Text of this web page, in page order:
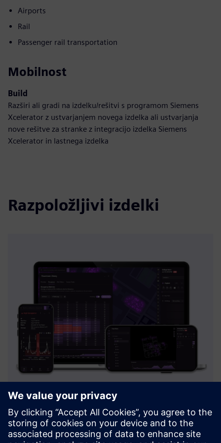
Airports
Rail
Passenger rail transportation
Mobilnost
Build
Razširi ali gradi na izdelku/rešitvi s programom Siemens
Xcelerator z ustvarjanjem novega izdelka ali ustvarjanja
nove rešitve za stranke z integracijo izdelka Siemens
Xcelerator in lastnega izdelka
Razpoložljivi izdelki
AIRIA, AI Spatial Intelligence
AIRIA je programska oprema za prostorsko inteligenco za
univerze, ki ponuja vpogled v zasedenost v realnem času in